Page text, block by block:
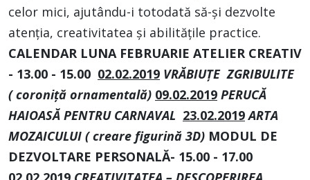
celor mici, ajutându-i totodată să-și dezvolte
atenția, creativitatea și abilitățile practice.
CALENDAR LUNA FEBRUARIE ATELIER CREATIV
- 13.00 - 15.00 02.02.2019 VRĂBIUȚE ZGRIBULITE
( coroniță ornamentală) 09.02.2019 PERUCĂ
HAIOASĂ PENTRU CARNAVAL 23.02.2019 ARTA
MOZAICULUI ( creare figurină 3D) MODUL DE
DEZVOLTARE PERSONALĂ- 15.00 - 17.00